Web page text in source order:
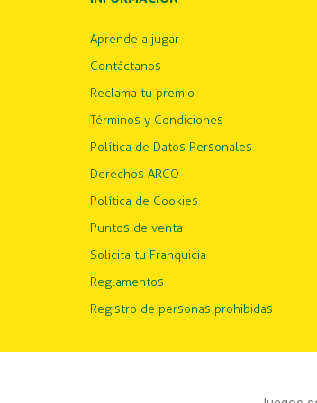
Aprende a jugar
Contáctanos
Reclama tu premio
Términos y Condiciones
Política de Datos Personales
Derechos ARCO
Política de Cookies
Puntos de venta
Solicita tu Franquicia
Reglamentos
Registro de personas prohibidas